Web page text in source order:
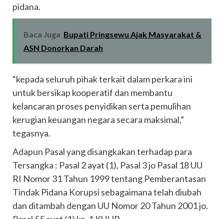
pidana.
Baca Juga ‎Bupati Pringsewu Ajak Masyarakat &
ASN Donorkan Darah‎‎‎‎
“kepada seluruh pihak terkait dalam perkara ini
untuk bersikap kooperatif dan membantu
kelancaran proses penyidikan serta pemulihan
kerugian keuangan negara secara maksimal,”
tegasnya.
Adapun Pasal yang disangkakan terhadap para
Tersangka : Pasal 2 ayat (1), Pasal 3 jo Pasal 18 UU
RI Nomor 31 Tahun 1999 tentang Pemberantasan
Tindak Pidana Korupsi sebagaimana telah diubah
dan ditambah dengan UU Nomor 20 Tahun 2001 jo.